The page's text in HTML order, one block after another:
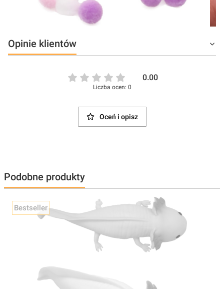
Opinie klientów
0.00
Liczba ocen: 0
Oceń i opisz
Podobne produkty
Bestseller